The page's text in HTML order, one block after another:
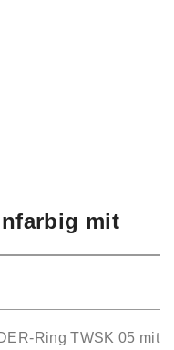
mit
Ring TWSK 05 mit